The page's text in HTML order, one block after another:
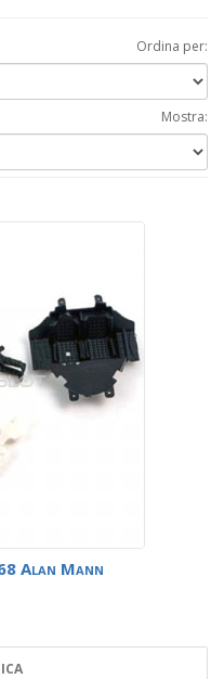
Ordina per:
Mostra:
Alan Mann